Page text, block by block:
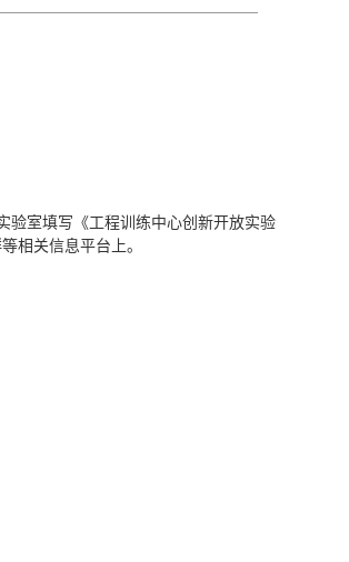
验室填写《工程训练中心创新开放实验
相关信息平台上。